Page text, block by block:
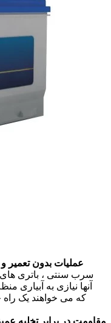
عملیات بدون تعمیر
سرب سنتی ، باتری های
آنها نیازی به آبیاری
مقاومت در برابر تخلیه